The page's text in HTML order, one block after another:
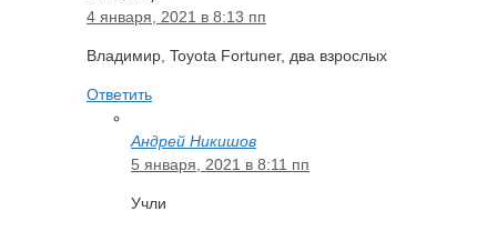
4 января, 2021 в 8:13 пп
Владимир, Toyota Fortuner, два взрослых
Ответить
Андрей Никишов
5 января, 2021 в 8:11 пп
Учли